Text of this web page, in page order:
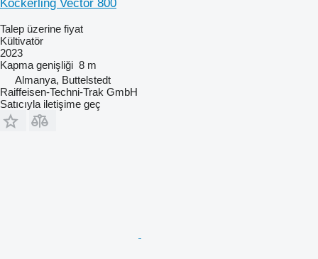
Köckerling Vector 800
Talep üzerine fiyat
Kültivatör
2023
Kapma genişliği 8 m
Almanya, Buttelstedt
Raiffeisen-Techni-Trak GmbH
Satıcıyla iletişime geç